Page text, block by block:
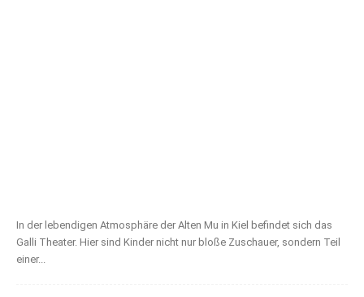
In der lebendigen Atmosphäre der Alten Mu in Kiel befindet sich das
Galli Theater. Hier sind Kinder nicht nur bloße Zuschauer, sondern Teil
einer...